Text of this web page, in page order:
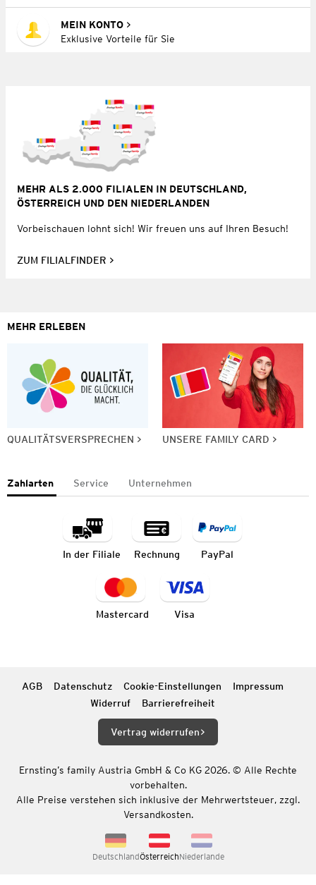
MEIN KONTO
Exklusive Vorteile für Sie
MEHR ALS 2.000 FILIALEN IN DEUTSCHLAND,
ÖSTERREICH UND DEN NIEDERLANDEN
Vorbeischauen lohnt sich! Wir freuen uns auf Ihren Besuch!
ZUM FILIALFINDER
MEHR ERLEBEN
QUALITÄTSVERSPRECHEN UNSERE FAMILY CARD
Zahlarten Service Unternehmen
In der Filiale Rechnung PayPal
Mastercard Visa
AGB Datenschutz Cookie-Einstellungen
Impressum
Widerruf
Barrierefreiheit
Vertrag widerrufen
Ernsting’s family Austria GmbH & Co KG 2026. © Alle Rechte
vorbehalten.
Alle Preise verstehen sich inklusive der Mehrwertsteuer, zzgl.
Versandkosten.
DeutschlandÖsterreichNiederlande